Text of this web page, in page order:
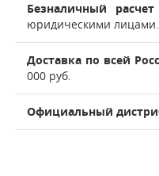
Безналичный расчет
юридическими лицами.
Доставка по всей
000 руб.
Официальный